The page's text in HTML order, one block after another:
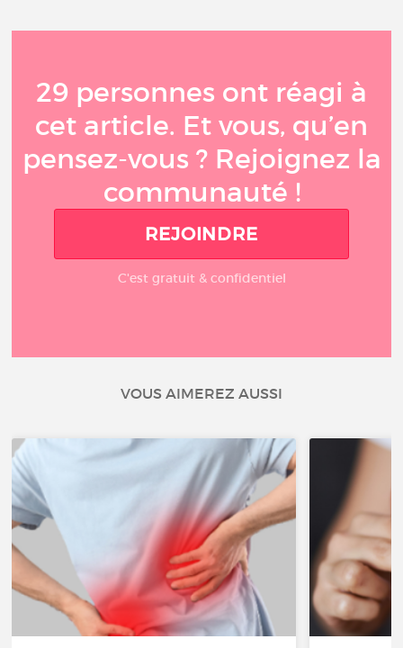
29 personnes ont réagi à
cet article. Et vous, qu’en
pensez-vous ? Rejoignez la
communauté !
REJOINDRE
C'est gratuit & confidentiel
VOUS AIMEREZ AUSSI